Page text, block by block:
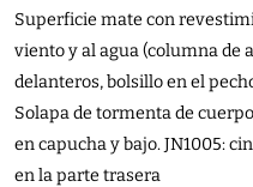
Superficie mate con
viento y al agua (columna de
delanteros, bolsillo en el
Solapa de tormenta de
en capucha y bajo. JN1005:
en la parte trasera